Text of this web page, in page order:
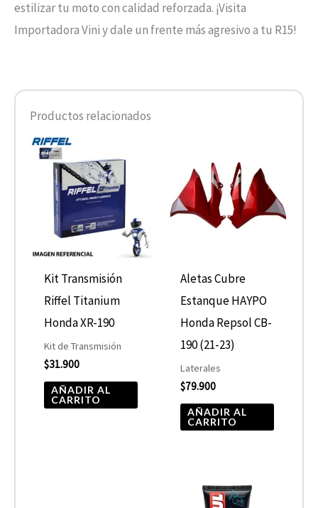
estilizar tu moto con calidad reforzada. ¡Visita
Importadora Vini y dale un frente más agresivo a tu R15!
Productos relacionados
Kit Transmisión
Riffel Titanium
Honda XR-190
Kit de Transmisión
$31.900
AÑADIR AL
CARRITO
Aletas Cubre
Estanque HAYPO
Honda Repsol CB-
190 (21-23)
Laterales
$79.900
AÑADIR AL
CARRITO